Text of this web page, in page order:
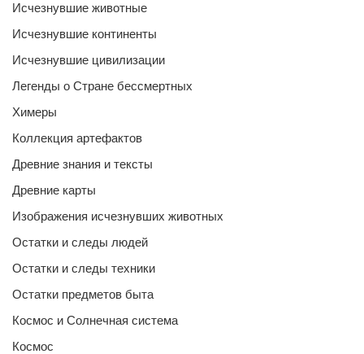
Исчезнувшие животные
Исчезнувшие континенты
Исчезнувшие цивилизации
Легенды о Стране бессмертных
Химеры
Коллекция артефактов
Древние знания и тексты
Древние карты
Изображения исчезнувших животных
Остатки и следы людей
Остатки и следы техники
Остатки предметов быта
Космос и Солнечная система
Космос